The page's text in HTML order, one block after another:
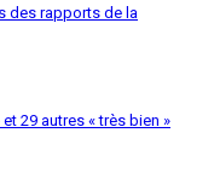
des rapports de la
29 autres « très bien »